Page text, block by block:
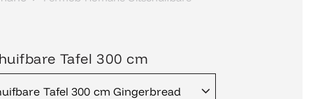
Tafel 300 cm
Tafel 300 cm Gingerbread